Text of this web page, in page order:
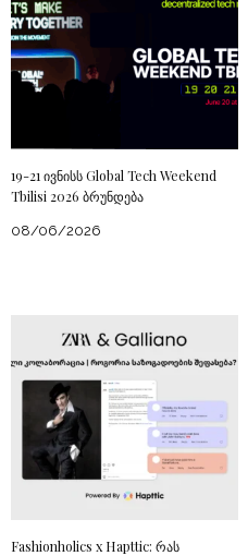
19-21 ივნისს Global Tech Weekend
Tbilisi 2026 ბრუნდება
08/06/2026
Fashionholics x Hapttic: რას